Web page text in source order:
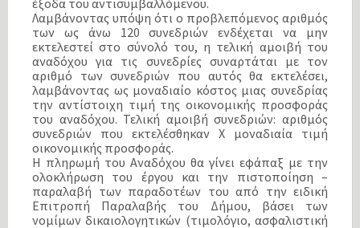
έξοδα του αντισυμβαλλόμενου.
Λαμβάνοντας υπόψη ότι ο προβλεπόμενος αριθμός
των ως άνω 120 συνεδριών ενδέχεται να μην
εκτελεστεί στο σύνολό του, η τελική αμοιβή του
αναδόχου για τις συνεδρίες συναρτάται με τον
αριθμό των συνεδριών που αυτός θα εκτελέσει,
λαμβάνοντας ως μοναδιαίο κόστος μιας συνεδρίας
την αντίστοιχη τιμή της οικονομικής προσφοράς
του αναδόχου. Τελική αμοιβή συνεδριών: αριθμός
συνεδριών που εκτελέσθηκαν Χ μοναδιαία τιμή
οικονομικής προσφοράς.
H πληρωμή του Αναδόχου θα γίνει εφάπαξ με την
ολοκλήρωση του έργου και την πιστοποίηση –
παραλαβή των παραδοτέων του από την ειδική
Επιτροπή Παραλαβής του Δήμου, βάσει των
νομίμων δικαιολογητικών (τιμολόγιο, ασφαλιστική